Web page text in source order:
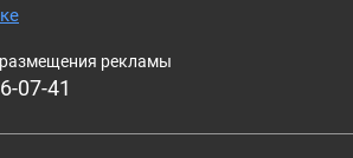
рекламы
07-41